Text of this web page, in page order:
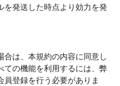
を発送した時点より効力を発
合は、本規約の内容に同意し
ての機能を利用するには、弊
員登録を行う必要がありま